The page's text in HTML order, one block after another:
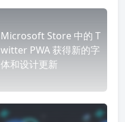
Microsoft Store 中的 T
witter PWA 获得新的字
体和设计更新